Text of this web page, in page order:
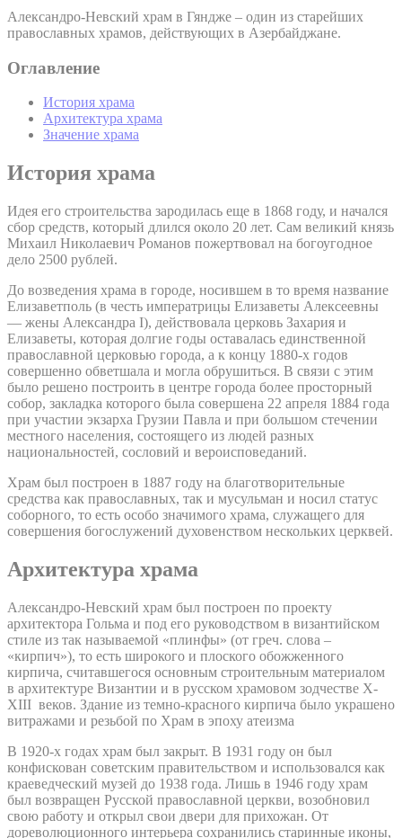
Александро-Невский храм в Гяндже – один из старейших
православных храмов, действующих в Азербайджане.
Оглавление
История храма
Архитектура храма
Значение храма
История храма
Идея его строительства зародилась еще в 1868 году, и начался
сбор средств, который длился около 20 лет. Сам великий князь
Михаил Николаевич Романов пожертвовал на богоугодное
дело 2500 рублей.
До возведения храма в городе, носившем в то время название
Елизаветполь (в честь императрицы Елизаветы Алексеевны
— жены Александра I), действовала церковь Захария и
Елизаветы, которая долгие годы оставалась единственной
православной церковью города, а к концу 1880-х годов
совершенно обветшала и могла обрушиться. В связи с этим
было решено построить в центре города более просторный
собор, закладка которого была совершена 22 апреля 1884 года
при участии экзарха Грузии Павла и при большом стечении
местного населения, состоящего из людей разных
национальностей, сословий и вероисповеданий.
Храм был построен в 1887 году на благотворительные
средства как православных, так и мусульман и носил статус
соборного, то есть особо значимого храма, служащего для
совершения богослужений духовенством нескольких церквей.
Архитектура храма
Александро-Невский храм был построен по проекту
архитектора Гольма и под его руководством в византийском
стиле из так называемой «плинфы» (от греч. слова –
«кирпич»), то есть широкого и плоского обожженного
кирпича, считавшегося основным строительным материалом
в архитектуре Византии и в русском храмовом зодчестве X-
XIII веков. Здание из темно-красного кирпича было украшено
витражами и резьбой по Храм в эпоху атеизма
В 1920-х годах храм был закрыт. В 1931 году он был
конфискован советским правительством и использовался как
краеведческий музей до 1938 года. Лишь в 1946 году храм
был возвращен Русской православной церкви, возобновил
свою работу и открыл свои двери для прихожан. От
дореволюционного интерьера сохранились старинные иконы,